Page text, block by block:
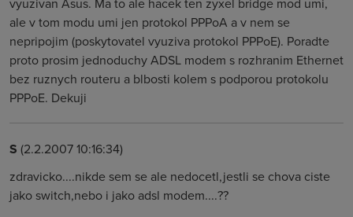
ale v tom modu umi jen protokol PPPoA a v nem se
nepripojim (poskytovatel vyuziva protokol PPPoE). Poradte
proto prosim jednoduchy ADSL modem s rozhranim Ethernet
bez ruznych routeru a blbosti kolem s podporou protokolu
PPPoE. Dekuji
S (2.2.2007 10:16:34)
zdravicko....nikde sem se ale nedocetl,jestli se chova ciste
jako switch,nebo i jako adsl modem....??